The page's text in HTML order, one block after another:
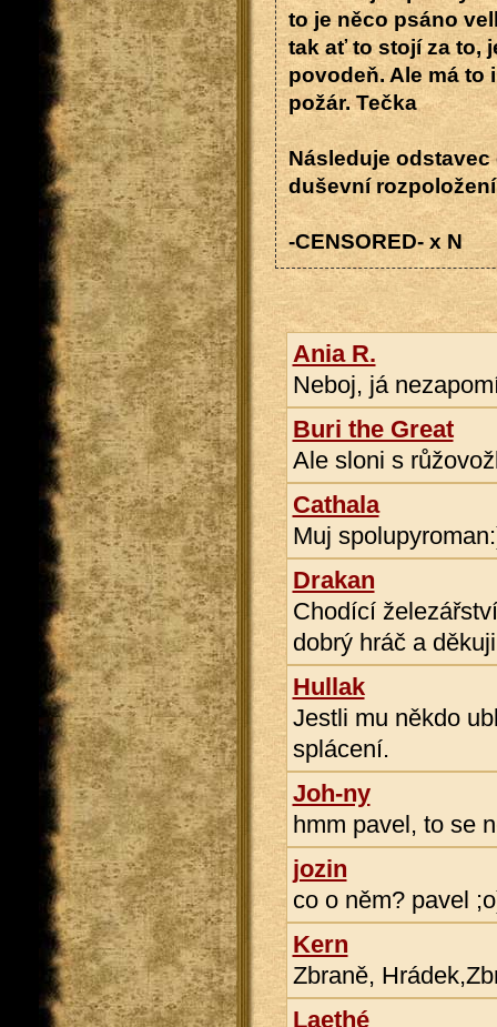
to je něco psáno
tak ať to stojí za to,
povodeň. Ale má
požár. Tečka
Následuje
duševní
-CENSORED- x N
Ania R.
Neboj, já
Buri the Great
Ale sloni s
Cathala
Muj
Drakan
Chodící
dobrý hráč a
Hullak
Jestli mu někdo
splácení.
Joh-ny
hmm pavel, to se
jozin
co o něm? pavel
Kern
Zbraně,
Laethé